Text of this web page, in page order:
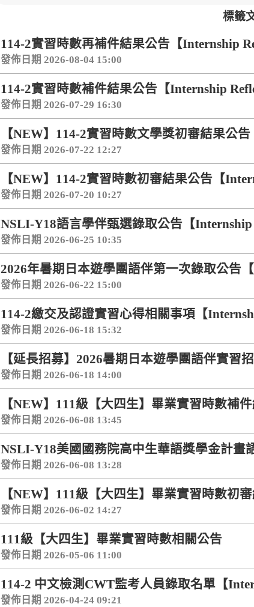
標籤
114-2實習時數再補件結果公告【Internship
發佈日期 2026-08-04 15:00
114-2實習時數補件結果公告【Internship
發佈日期 2026-07-29 16:30
【NEW】114-2實習時數文學獎初審結果公告
發佈日期 2026-07-22 12:27
【NEW】114-2實習時數初審結果公告【
發佈日期 2026-07-20 10:27
NSLI-Y18語言學伴甄選錄取公告【Internship
發佈日期 2026-06-25 10:35
2026年暑期日本遊學團語伴第一次錄取公告【
發佈日期 2026-06-22 15:00
114-2繳交及認證實習心得相關事項【
發佈日期 2026-06-18 15:32
【延長招募】2026暑期日本遊學團語伴實習
發佈日期 2026-06-18 14:00
【NEW】111級【大四生】畢業實習時數補
發佈日期 2026-06-08 13:45
NSLI-Y18美國國務院高中生華語獎學金計畫
發佈日期 2026-06-08 13:28
【NEW】111級【大四生】畢業實習時數初
發佈日期 2026-06-02 14:27
111級【大四生】畢業實習時數相關公告
發佈日期 2026-05-06 11:00
114-2 中文檢測CWT監考人員錄取名單【
發佈日期 2026-04-24 09:21